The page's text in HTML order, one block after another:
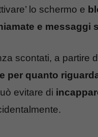
lo schermo e
e messaggi
scontati, a partire
per quanto
evitare di